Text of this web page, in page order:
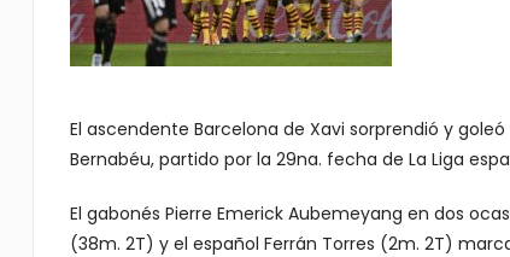
El ascendente Barcelona de Xavi sorprendió y
Bernabéu, partido por la 29na. fecha de La Liga
El gabonés Pierre Emerick Aubemeyang en dos
(38m. 2T) y el español Ferrán Torres (2m. 2T)